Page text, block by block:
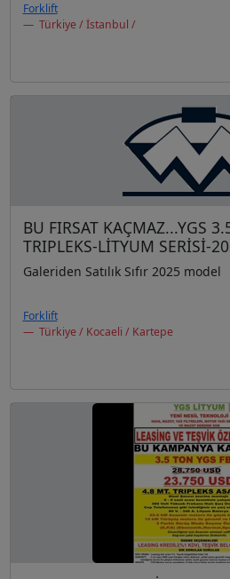
Forklift
Türkiye / İstanbul /
BU FIRSAT KAÇMAZ...YGS
TRIPLEKS-LİTYUM SERİSİ-
Galeriden Satılık Sıfır 2025 model
Forklift
Türkiye / Kocaeli / Kartepe